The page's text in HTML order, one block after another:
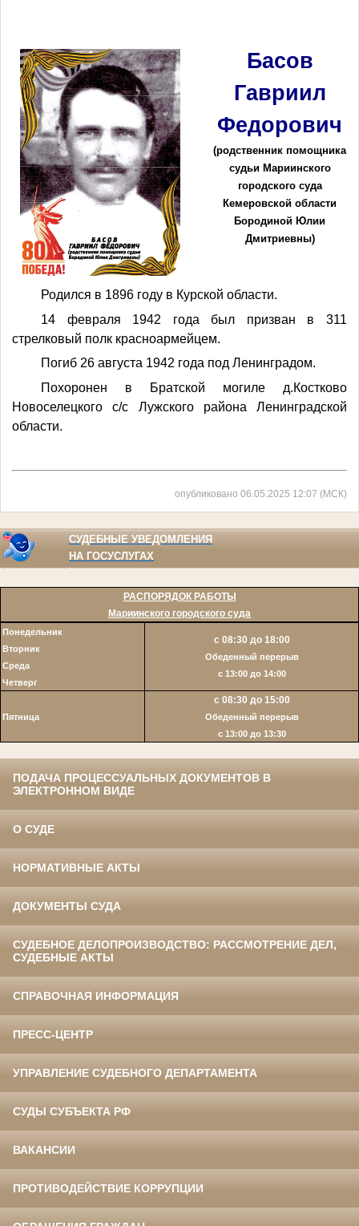
Басов
Гавриил
Федорович
(родственник помощника
судьи Мариинского
городского суда
Кемеровской области
Бородиной Юлии
Дмитриевны)
Родился в 1896 году в Курской области.
14 февраля 1942 года был призван в 311
стрелковый полк красноармейцем.
Погиб 26 августа 1942 года под Ленинградом.
Похоронен в Братской могиле д.Костково
Новоселецкого с/с Лужского района Ленинградской
области.
опубликовано 06.05.2025 12:07 (МСК)
СУДЕБНЫЕ УВЕДОМЛЕНИЯ
НА ГОСУСЛУГАХ
РАСПОРЯДОК РАБОТЫ
Мариинского городского суда
Понедельник
Вторник
Среда
Четверг
с 08:30 до 18:00
Обеденный перерыв
с 13:00 до 14:00
Пятница
с 08:30 до 15:00
Обеденный перерыв
c 13:00 до 13:30
ПОДАЧА ПРОЦЕССУАЛЬНЫХ ДОКУМЕНТОВ В
ЭЛЕКТРОННОМ ВИДЕ
О СУДЕ
НОРМАТИВНЫЕ АКТЫ
ДОКУМЕНТЫ СУДА
СУДЕБНОЕ ДЕЛОПРОИЗВОДСТВО: РАССМОТРЕНИЕ ДЕЛ,
СУДЕБНЫЕ АКТЫ
СПРАВОЧНАЯ ИНФОРМАЦИЯ
ПРЕСС-ЦЕНТР
УПРАВЛЕНИЕ СУДЕБНОГО ДЕПАРТАМЕНТА
СУДЫ СУБЪЕКТА РФ
ВАКАНСИИ
ПРОТИВОДЕЙСТВИЕ КОРРУПЦИИ